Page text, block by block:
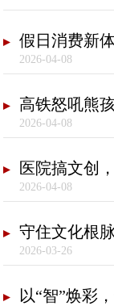
假日消费新
2026-04-08
高铁怒吼熊
2026-04-08
医院搞文创
2026-04-08
守住文化根
2026-03-26
以“智”焕彩